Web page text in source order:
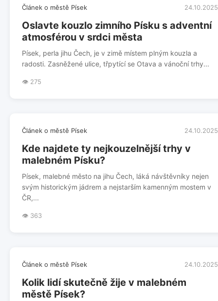
Článek o městě Písek 24.10.2025
Oslavte kouzlo zimního Písku s adventní
atmosférou v srdci města
Písek, perla jihu Čech, je v zimě místem plným kouzla a
radosti. Zasněžené ulice, třpytící se Otava a vánoční trhy...
👁️ 275
Článek o městě Písek 24.10.2025
Kde najdete ty nejkouzelnější trhy v
malebném Písku?
Písek, malebné město na jihu Čech, láká návštěvníky nejen
svým historickým jádrem a nejstarším kamenným mostem v
ČR,...
👁️ 363
Článek o městě Písek 24.10.2025
Kolik lidí skutečně žije v malebném
městě Písek?